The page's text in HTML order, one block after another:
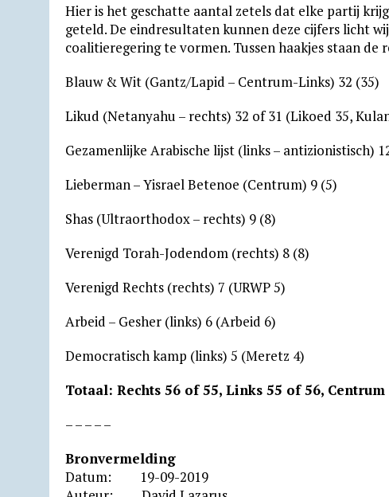
Hier is het geschatte aantal zetels dat elke partij
geteld. De eindresultaten kunnen deze cijfers licht
coalitieregering te vormen. Tussen haakjes staan
Blauw & Wit (Gantz/Lapid – Centrum-Links) 32 (35)
Likud (Netanyahu – rechts) 32 of 31 (Likoed 35,
Gezamenlijke Arabische lijst (links – antizionistisch)
Lieberman – Yisrael Betenoe (Centrum) 9 (5)
Shas (Ultraorthodox – rechts) 9 (8)
Verenigd Torah-Jodendom (rechts) 8 (8)
Verenigd Rechts (rechts) 7 (URWP 5)
Arbeid – Gesher (links) 6 (Arbeid 6)
Democratisch kamp (links) 5 (Meretz 4)
Totaal: Rechts 56 of 55, Links 55 of 56, Centrum
– – – – –
Bronvermelding
Datum: 19-09-2019